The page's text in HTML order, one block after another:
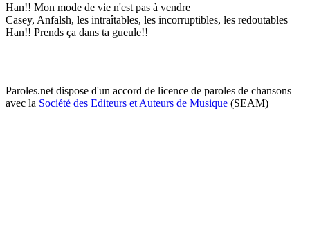
Han!! Mon mode de vie n'est pas à vendre
Casey, Anfalsh, les intraîtables, les incorruptibles, les redoutables
Han!! Prends ça dans ta gueule!!
Paroles.net dispose d'un accord de licence de paroles de chansons
avec la Société des Editeurs et Auteurs de Musique (SEAM)